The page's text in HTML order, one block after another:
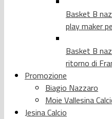
Basket B
play maker
Basket B
ritorno di
Promozione
Biagio Nazzaro
Moie Vallesina
Jesina Calcio